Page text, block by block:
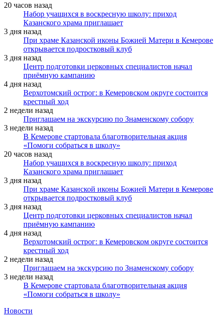
20 часов назад
Набор учащихся в воскресную школу: приход
Казанского храма приглашает
3 дня назад
При храме Казанской иконы Божией Матери в Кемерове
открывается подростковый клуб
3 дня назад
Центр подготовки церковных специалистов начал
приёмную кампанию
4 дня назад
Верхотомский острог: в Кемеровском округе состоится
крестный ход
2 недели назад
Приглашаем на экскурсию по Знаменскому собору
3 недели назад
В Кемерове стартовала благотворительная акция
«Помоги собраться в школу»
20 часов назад
Набор учащихся в воскресную школу: приход
Казанского храма приглашает
3 дня назад
При храме Казанской иконы Божией Матери в Кемерове
открывается подростковый клуб
3 дня назад
Центр подготовки церковных специалистов начал
приёмную кампанию
4 дня назад
Верхотомский острог: в Кемеровском округе состоится
крестный ход
2 недели назад
Приглашаем на экскурсию по Знаменскому собору
3 недели назад
В Кемерове стартовала благотворительная акция
«Помоги собраться в школу»
Новости